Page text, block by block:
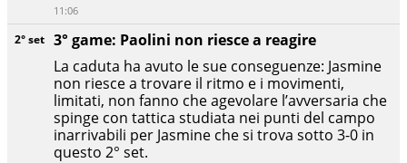
2° set 3° game: Paolini non riesce a reagire
La caduta ha avuto le sue conseguenze: Jasmine
non riesce a trovare il ritmo e i movimenti,
limitati, non fanno che agevolare l’avversaria che
spinge con tattica studiata nei punti del campo
inarrivabili per Jasmine che si trova sotto 3-0 in
questo 2° set.
11:06